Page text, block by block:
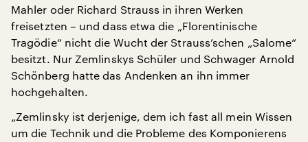
Mahler oder Richard Strauss in ihren Werken
freisetzten – und dass etwa die „Florentinische
Tragödie“ nicht die Wucht der Strauss’schen „Salome“
besitzt. Nur Zemlinskys Schüler und Schwager Arnold
Schönberg hatte das Andenken an ihn immer
hochgehalten.
„Zemlinsky ist derjenige, dem ich fast all mein Wissen
um die Technik und die Probleme des Komponierens